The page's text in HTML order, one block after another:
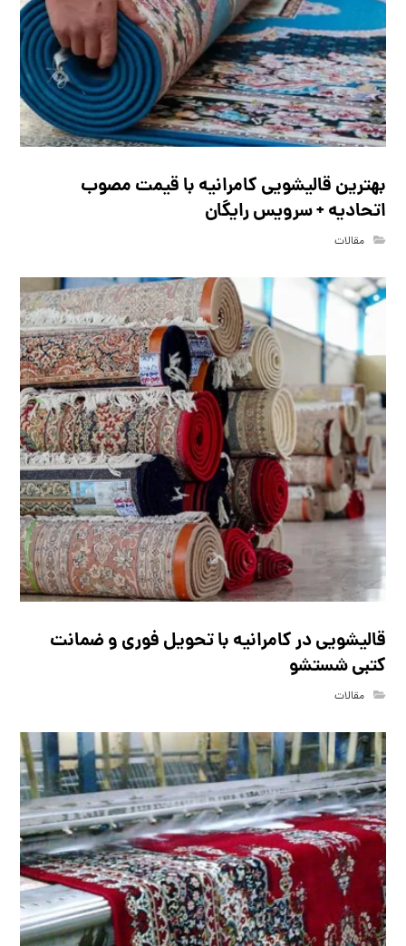
بهترین قالیشویی کامرانیه با قیمت مصوب
اتحادیه + سرویس رایگان
مقالات
قالیشویی در کامرانیه با تحویل فوری و ضمانت
کتبی شستشو
مقالات